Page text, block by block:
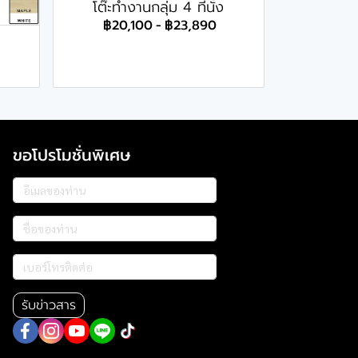
โต๊ะทำงานกลุ่ม 4 ที่นั่ง
฿20,100- ฿23,890
ขอโปรโมชั่นพิเศษ
รับข่าวสาร